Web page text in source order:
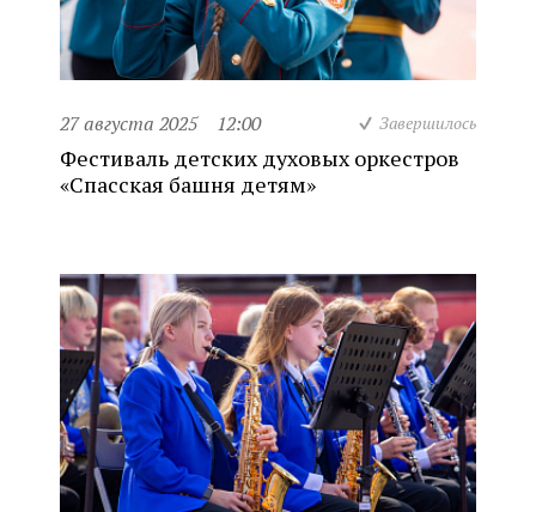
27 августа 2025 12:00 Завершилось
Фестиваль детских духовых оркестров
«Спасская башня детям»